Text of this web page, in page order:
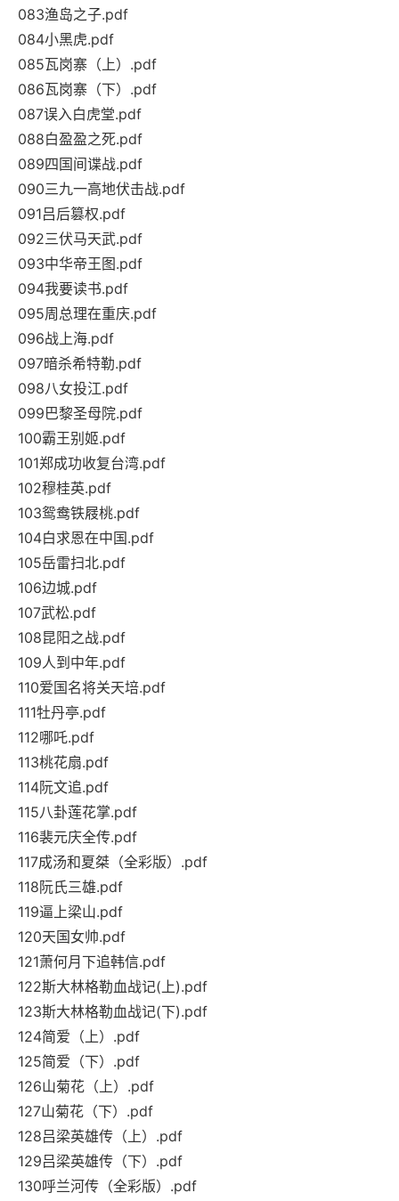
083渔岛之子.pdf
084小黑虎.pdf
085瓦岗寨（上）.pdf
086瓦岗寨（下）.pdf
087误入白虎堂.pdf
088白盈盈之死.pdf
089四国间谍战.pdf
090三九一高地伏击战.pdf
091吕后篡权.pdf
092三伏马天武.pdf
093中华帝王图.pdf
094我要读书.pdf
095周总理在重庆.pdf
096战上海.pdf
097暗杀希特勒.pdf
098八女投江.pdf
099巴黎圣母院.pdf
100霸王别姬.pdf
101郑成功收复台湾.pdf
102穆桂英.pdf
103鸳鸯铁屐桃.pdf
104白求恩在中国.pdf
105岳雷扫北.pdf
106边城.pdf
107武松.pdf
108昆阳之战.pdf
109人到中年.pdf
110爱国名将关天培.pdf
111牡丹亭.pdf
112哪吒.pdf
113桃花扇.pdf
114阮文追.pdf
115八卦莲花掌.pdf
116裴元庆全传.pdf
117成汤和夏桀（全彩版）.pdf
118阮氏三雄.pdf
119逼上梁山.pdf
120天国女帅.pdf
121萧何月下追韩信.pdf
122斯大林格勒血战记(上).pdf
123斯大林格勒血战记(下).pdf
124简爱（上）.pdf
125简爱（下）.pdf
126山菊花（上）.pdf
127山菊花（下）.pdf
128吕梁英雄传（上）.pdf
129吕梁英雄传（下）.pdf
130呼兰河传（全彩版）.pdf